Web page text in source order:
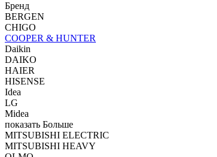
Бренд
BERGEN
CHIGO
COOPER & HUNTER
Daikin
DAIKO
HAIER
HISENSE
Idea
LG
Midea
показать Больше
MITSUBISHI ELECTRIC
MITSUBISHI HEAVY